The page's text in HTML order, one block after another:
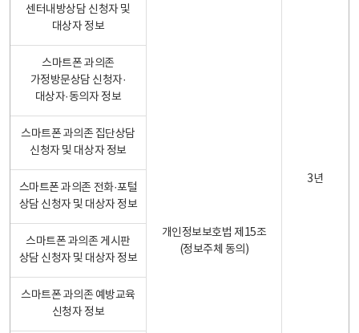
개인정보보호법 제15조
(정보주체 동의)
센터내방상담 신청자 및
대상자 정보
3년
스마트폰 과의존
가정방문상담 신청자·
대상자·동의자 정보
스마트폰 과의존 집단상담
신청자 및 대상자 정보
스마트폰 과의존 전화·포털
상담 신청자 및 대상자 정보
스마트폰 과의존 게시판
상담 신청자 및 대상자 정보
스마트폰 과의존 예방교육
신청자 정보